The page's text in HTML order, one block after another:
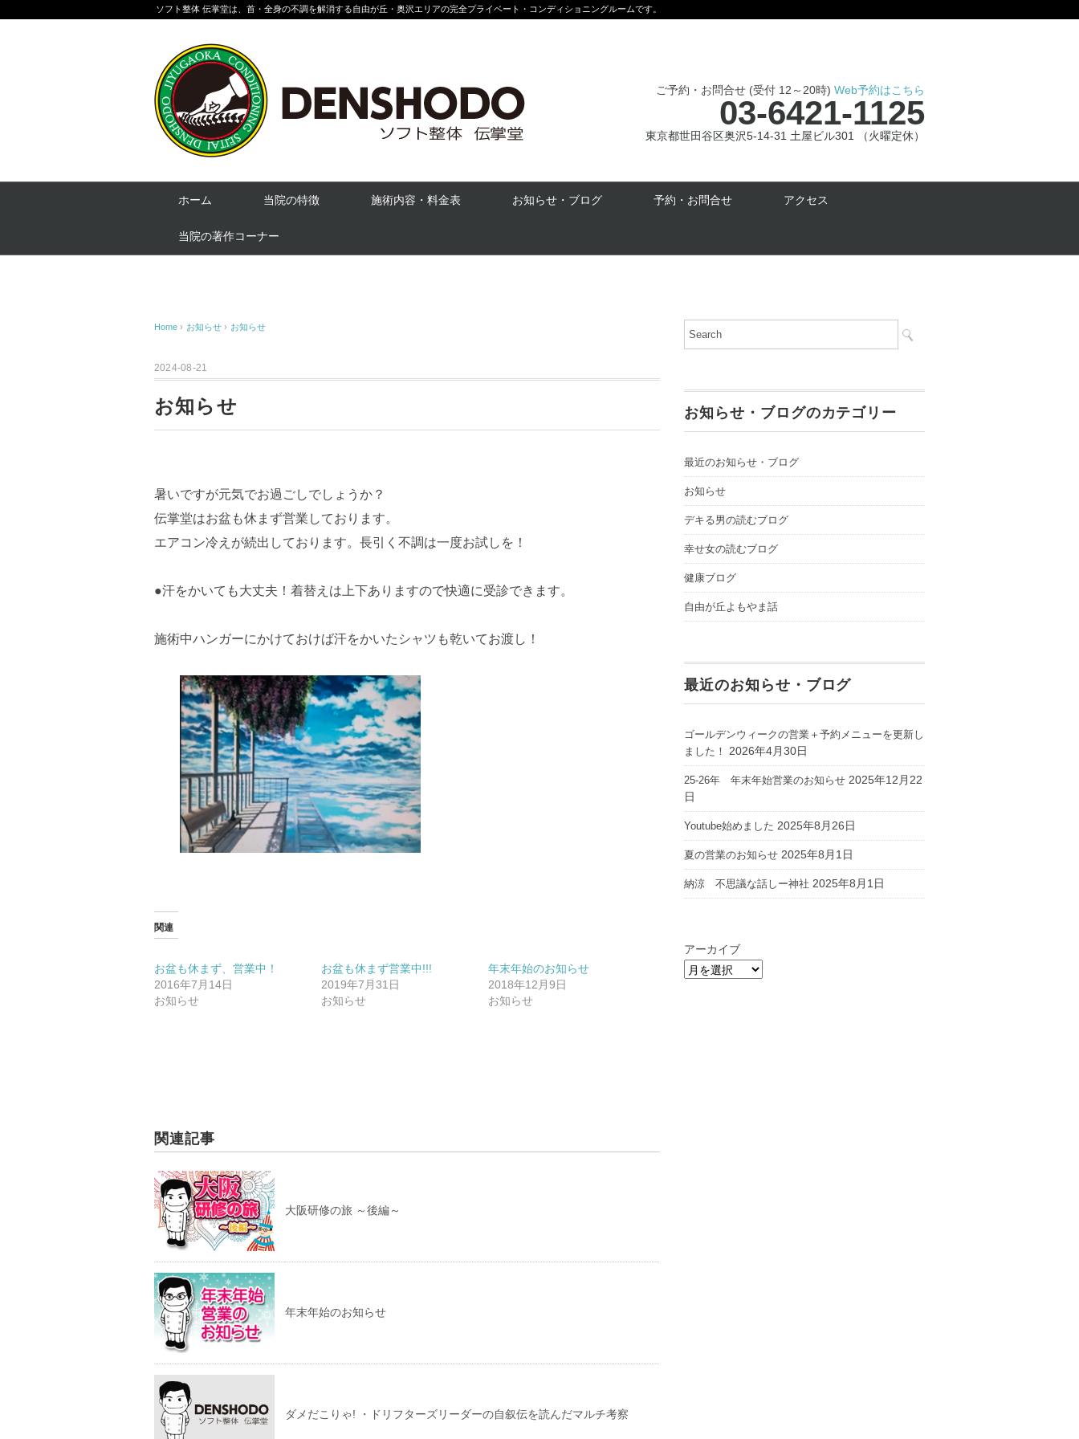
ソフト整体 伝掌堂は、首・全身の不調を解消する自由が丘・奥沢エリアの完全プライベート・コンディショニングルームです。
ご予約・お問合せ (受付 12～20時) Web予約はこちら
03-6421-1125
東京都世田谷区奥沢5-14-31 土屋ビル301 （火曜定休）
ホーム 当院の特徴 施術内容・料金表 お知らせ・ブログ 予約・お問合せ アクセス
当院の著作コーナー
Home › お知らせ › お知らせ
2024-08-21
お知らせ
暑いですが元気でお過ごしでしょうか？
伝掌堂はお盆も休まず営業しております。
エアコン冷えが続出しております。長引く不調は一度お試しを！
●汗をかいても大丈夫！着替えは上下ありますので快適に受診できます。
施術中ハンガーにかけておけば汗をかいたシャツも乾いてお渡し！
関連
お盆も休まず、営業中！
2016年7月14日
お知らせ
お盆も休まず営業中!!!
2019年7月31日
お知らせ
年末年始のお知らせ
2018年12月9日
お知らせ
関連記事
大阪研修の旅 ～後編～
年末年始のお知らせ
ダメだこりゃ! ・ドリフターズリーダーの自叙伝を読んだマルチ考察
お知らせ・ブログのカテゴリー
最近のお知らせ・ブログ
お知らせ
デキる男の読むブログ
幸せ女の読むブログ
健康ブログ
自由が丘よもやま話
最近のお知らせ・ブログ
ゴールデンウィークの営業＋予約メニューを更新し
ました！
2026年4月30日
25-26年 年末年始営業のお知らせ 2025年12月22
日
Youtube始めました 2025年8月26日
夏の営業のお知らせ 2025年8月1日
納涼 不思議な話しー神社 2025年8月1日
アーカイブ